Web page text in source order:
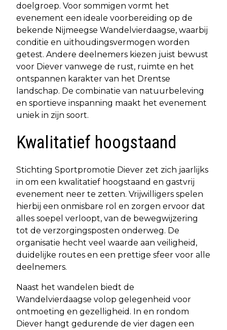
doelgroep. Voor sommigen vormt het
evenement een ideale voorbereiding op de
bekende Nijmeegse Wandelvierdaagse, waarbij
conditie en uithoudingsvermogen worden
getest. Andere deelnemers kiezen juist bewust
voor Diever vanwege de rust, ruimte en het
ontspannen karakter van het Drentse
landschap. De combinatie van natuurbeleving
en sportieve inspanning maakt het evenement
uniek in zijn soort.
Kwalitatief hoogstaand
Stichting Sportpromotie Diever zet zich jaarlijks
in om een kwalitatief hoogstaand en gastvrij
evenement neer te zetten. Vrijwilligers spelen
hierbij een onmisbare rol en zorgen ervoor dat
alles soepel verloopt, van de bewegwijzering
tot de verzorgingsposten onderweg. De
organisatie hecht veel waarde aan veiligheid,
duidelijke routes en een prettige sfeer voor alle
deelnemers.
Naast het wandelen biedt de
Wandelvierdaagse volop gelegenheid voor
ontmoeting en gezelligheid. In en rondom
Diever hangt gedurende de vier dagen een